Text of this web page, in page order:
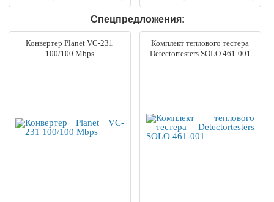
Спецпредложения:
Конвертер Planet VC-231
100/100 Mbps
Комплект теплового тестера
Detectortesters SOLO 461-001